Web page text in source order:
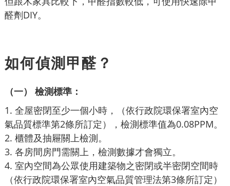
醛劑DIY。
如何偵測甲醛？
（一） 檢測標準：
1. 全屋密閉至少一個小時，（依行政院環保署室內空
氣品質標準第2條所訂定），檢測標準值為0.08PPM。
2. 櫃體及抽屜關上檢測。
3. 各房間房門需關上，檢測數據才會獨立。
4. 室內空間為公眾使用建築物之密閉或半密閉空間時
（依行政院環保署室內空氣品質管理法第3條所訂定）